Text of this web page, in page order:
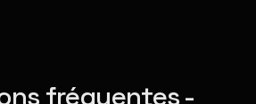
fréquentes -